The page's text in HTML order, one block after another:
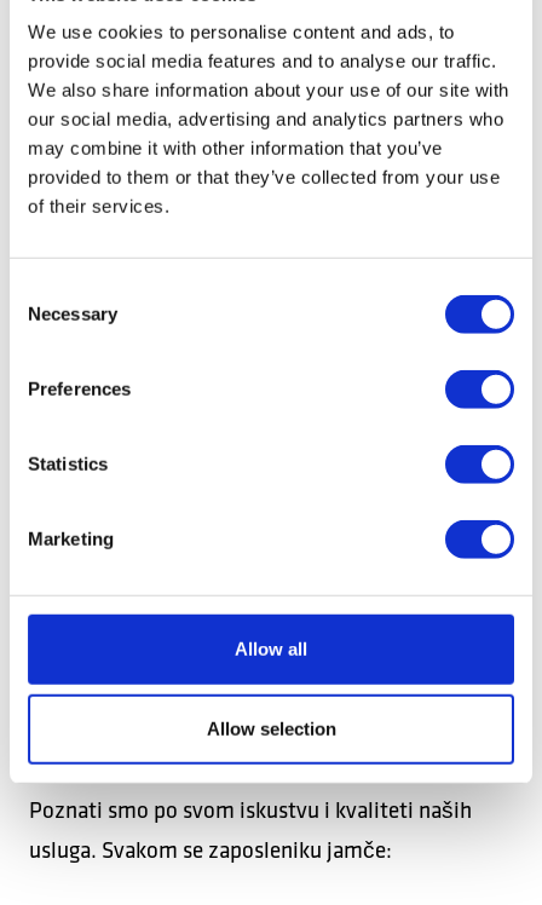
We use cookies to personalise content and ads, to
provide social media features and to analyse our traffic.
We also share information about your use of our site with
our social media, advertising and analytics partners who
may combine it with other information that you’ve
provided to them or that they’ve collected from your use
of their services.
Selection
Necessary
Preferences
Statistics
Marketing
Allow all
Allow selection
ZAŠTO BISTE TREBALI
RADITI S NAMA?
Poznati smo po svom iskustvu i kvaliteti naših
usluga. Svakom se zaposleniku jamče: